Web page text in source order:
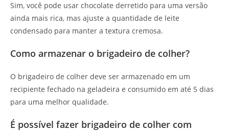
Sim, você pode usar chocolate derretido para uma versão
ainda mais rica, mas ajuste a quantidade de leite
condensado para manter a textura cremosa.
Como armazenar o brigadeiro de colher?
O brigadeiro de colher deve ser armazenado em um
recipiente fechado na geladeira e consumido em até 5 dias
para uma melhor qualidade.
É possível fazer brigadeiro de colher com